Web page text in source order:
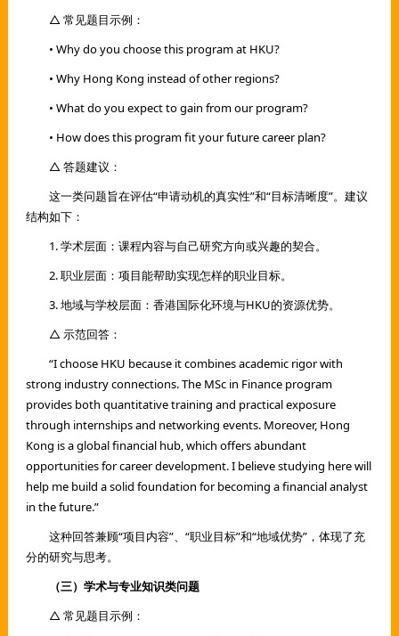
△ 常见题目示例：
• Why do you choose this program at HKU?
• Why Hong Kong instead of other regions?
• What do you expect to gain from our program?
• How does this program fit your future career plan?
△ 答题建议：
这一类问题旨在评估“申请动机的真实性”和“目标清晰度”。建议
结构如下：
1. 学术层面：课程内容与自己研究方向或兴趣的契合。
2. 职业层面：项目能帮助实现怎样的职业目标。
3. 地域与学校层面：香港国际化环境与HKU的资源优势。
△ 示范回答：
“I choose HKU because it combines academic rigor with
strong industry connections. The MSc in Finance program
provides both quantitative training and practical exposure
through internships and networking events. Moreover, Hong
Kong is a global financial hub, which offers abundant
opportunities for career development. I believe studying here will
help me build a solid foundation for becoming a financial analyst
in the future.”
这种回答兼顾“项目内容”、“职业目标”和“地域优势”，体现了充
分的研究与思考。
（三）学术与专业知识类问题
△ 常见题目示例：